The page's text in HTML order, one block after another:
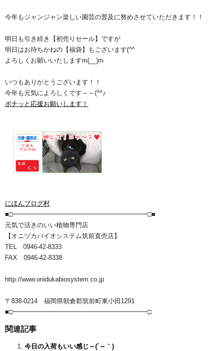
今年もジャンジャン楽しい園芸の普及に努めさせていただきます！！
明日も引き続き【初売りセール】ですが
明日はお待ちかねの【福袋】もございます(^^ゞ
よろしくお願いいたしますm(__)m
いつもありがとうございます！！
今年も元気によろしくです～～(^^♪
ポチッと応援お願いします！
にほんブログ村
■□━━━━━━━━━━━━━━━━━━━━━□■
元気で活きのいい植物専門店
【オニヅカバイオシステム筑前直売店】
TEL 0946-42-8333
FAX 0946-42-8338
http://www.onidukabiosystem.co.jp
〒838-0214 福岡県朝倉郡筑前町東小田1291
■□━━━━━━━━━━━━━━━━━━━━━□
関連記事
今日の入荷もいい感じ～(´～｀)